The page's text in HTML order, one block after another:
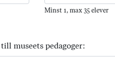
Minst 1, max 35 elever
museets pedagoger: